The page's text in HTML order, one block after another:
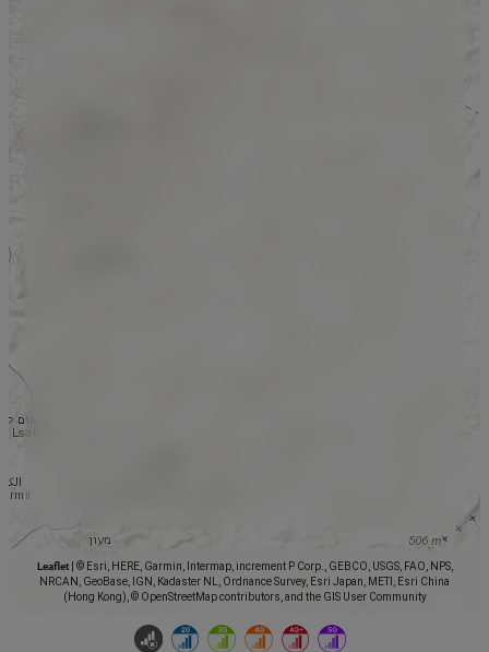
Leaflet
© Esri, HERE, Garmin, Intermap, increment P Corp., GEBCO, USGS, FAO, NPS,
NRCAN, GeoBase, IGN, Kadaster NL, Ordnance Survey, Esri Japan, METI, Esri China
(Hong Kong), © OpenStreetMap contributors, and the GIS User Community